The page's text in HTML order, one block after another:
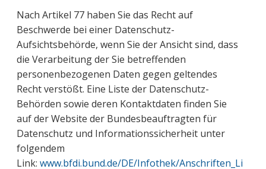
Nach Artikel 77 haben Sie das Recht auf
Beschwerde bei einer Datenschutz-
Aufsichtsbehörde, wenn Sie der Ansicht sind, dass
die Verarbeitung der Sie betreffenden
personenbezogenen Daten gegen geltendes
Recht verstößt. Eine Liste der Datenschutz-
Behörden sowie deren Kontaktdaten finden Sie
auf der Website der Bundesbeauftragten für
Datenschutz und Informationssicherheit unter
folgendem
Link: www.bfdi.bund.de/DE/Infothek/Anschriften_Li